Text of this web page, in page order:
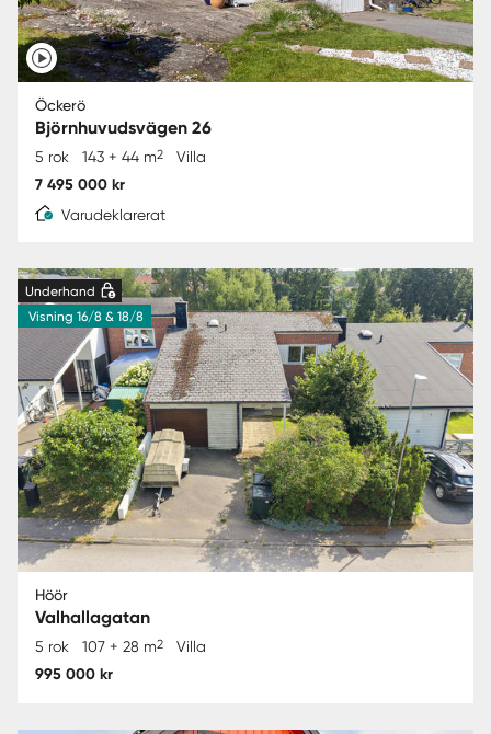
Öckerö
Björnhuvudsvägen 26
5 rok 143 + 44 m2 Villa
7 495 000 kr
Varudeklarerat
Underhand
Visning 16/8 & 18/8
Höör
Valhallagatan
5 rok 107 + 28 m2 Villa
995 000 kr